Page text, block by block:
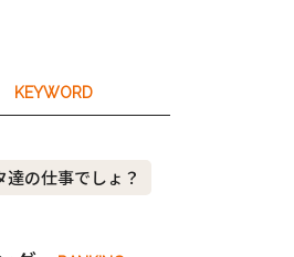
KEYWORD
の仕事でしょ？